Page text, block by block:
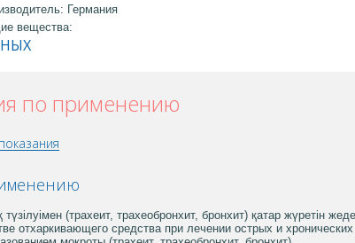
Германия
вещества:
по применению
(трахеит, трахеобронхит, бронхит) қатар жүретін
отхаркивающего средства при лечении острых и